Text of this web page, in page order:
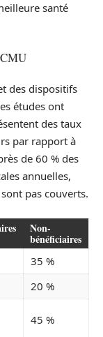
santé
des dispositifs
études ont
des taux
par rapport à
de 60 % des
annuelles,
pas couverts.
Non-
bénéficiaires
35 %
20 %
45 %